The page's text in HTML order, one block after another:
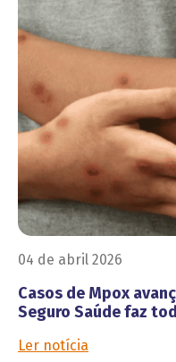
04 de abril 2026
Casos de Mpox
Seguro Saúde faz
Ler notícia